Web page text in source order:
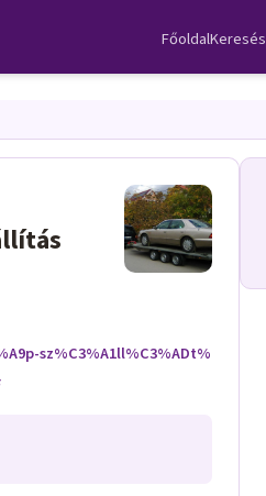
FőoldalKeresés
sz%C3%A1ll%C3%ADt%